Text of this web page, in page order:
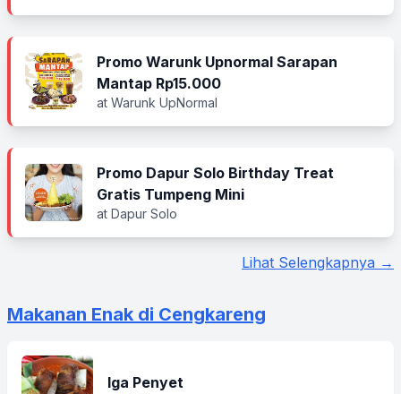
Promo Warunk Upnormal Sarapan
Mantap Rp15.000
at Warunk UpNormal
Promo Dapur Solo Birthday Treat
Gratis Tumpeng Mini
at Dapur Solo
Lihat Selengkapnya →
Makanan Enak di Cengkareng
Iga Penyet